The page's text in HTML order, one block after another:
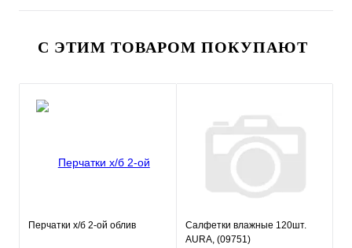
С ЭТИМ ТОВАРОМ ПОКУПАЮТ
Перчатки х/б 2-ой облив
Салфетки влажные 120шт.
AURA, (09751)